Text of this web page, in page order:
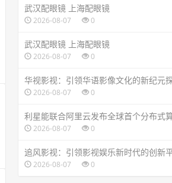
武汉配眼镜 上海配眼镜
2026-08-07 0
武汉配眼镜 上海配眼镜
2026-08-07 0
华视影视：引领华语影像文化的新纪元
2026-08-07 0
利星能联合阿里云发布全球首个分布式
2026-08-07 0
追风影视：引领影视娱乐新时代的创新
2026-08-07 0